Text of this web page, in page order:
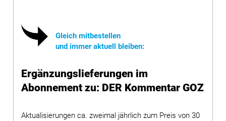
Gleich mitbestellen
und immer aktuell bleiben:
Ergänzungslieferungen im
Abonnement zu: DER Kommentar GOZ
Aktualisierungen ca. zweimal jährlich zum Preis von 30